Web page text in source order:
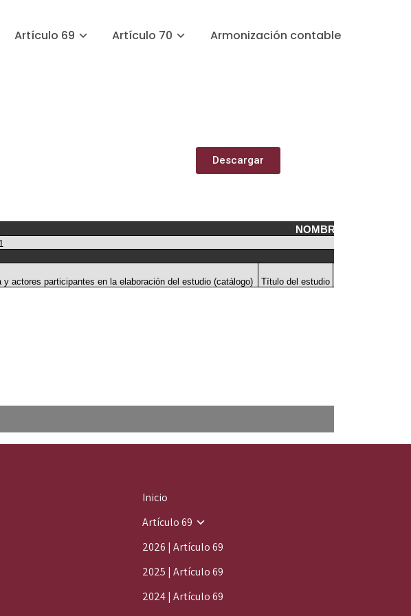
Artículo 69 Artículo 70 Armonización contable
Descargar
Inicio
Artículo 69
2026 | Artículo 69
2025 | Artículo 69
2024 | Artículo 69